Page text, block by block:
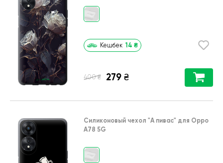
Кешбек 14 ₴
400 ₴ 279 ₴
Силиконовый чехол "А пивас" для Oppo
A78 5G